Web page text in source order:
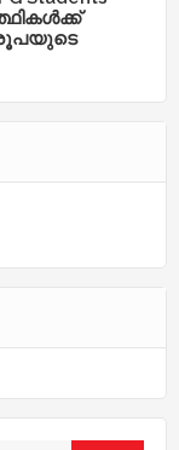
രൂപയുടെ